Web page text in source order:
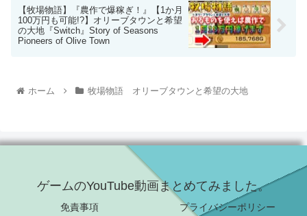
【牧場物語】『農作で爆稼ぎ！』【1か月
100万円も可能!?】オリーブタウンと希望
の大地『Switch』Story of Seasons
Pioneers of Olive Town
ホーム 牧場物語 オリーブタウンと希望の大地
ゲームのYouTube動画まとめてみました。
免責事項 プライバシーポリシー